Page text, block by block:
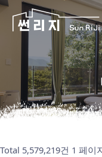
Total 5,579,219건 1 페이